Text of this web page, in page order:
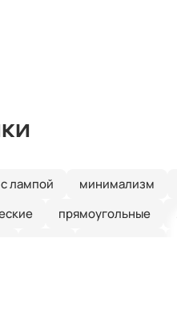
с лампой минимализм
прямоугольные